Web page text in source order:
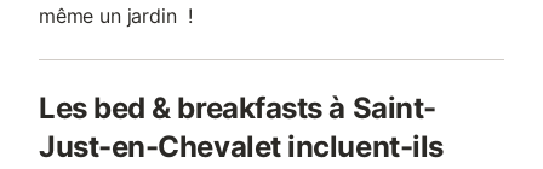
même un jardin !
Les bed & breakfasts à Saint-
Just-en-Chevalet incluent-ils